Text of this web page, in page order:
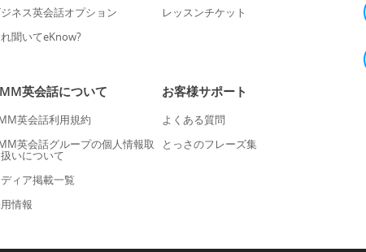
ネス英会話オプション
聞いてeKnow?
レッスンチケット
英会話について
英会話利用規約
英会話グループの個人情報取
いについて
ィア掲載一覧
情報
お客様サポート
よくある質問
とっさのフレーズ集